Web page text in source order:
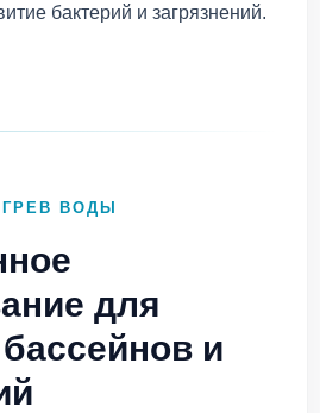
бактерий и загрязнений.
ВОДЫ
для
и